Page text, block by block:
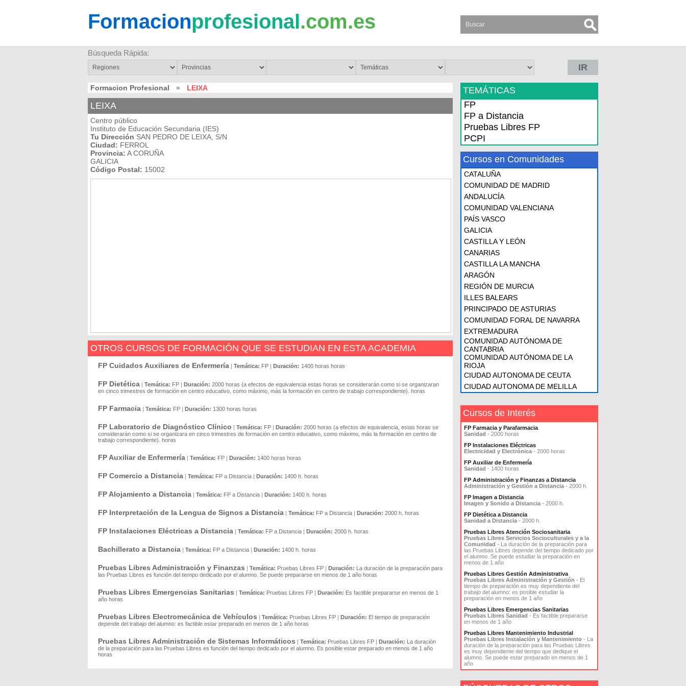
Formacionprofesional.com.es
Búsqueda Rápida:
IR
Formacion Profesional » LEIXA
LEIXA
Centro público
Instituto de Educación Secundaria (IES)
Tu Dirección SAN PEDRO DE LEIXA, S/N
Ciudad: FERROL
Provincia: A CORUÑA
GALICIA
Código Postal: 15002
OTROS CURSOS DE FORMACIÓN QUE SE ESTUDIAN EN ESTA ACADEMIA
FP Cuidados Auxiliares de Enfermería | Temática: FP | Duración: 1400 horas horas
FP Dietética | Temática: FP | Duración: 2000 horas (a efectos de equivalencia estas horas se considerarán como si se organizaran
en cinco trimestres de formación en centro educativo, como máximo, más la formación en centro de trabajo correspondiente). horas
FP Farmacia | Temática: FP | Duración: 1300 horas horas
FP Laboratorio de Diagnóstico Clínico | Temática: FP | Duración: 2000 horas (a efectos de equivalencia, estas horas se
considerarán como si se organizara en cinco trimestres de formación en centro educativo, como máximo, más la formación en centro de
trabajo correspondiente). horas
FP Auxiliar de Enfermería | Temática: FP | Duración: 1400 horas horas
FP Comercio a Distancia | Temática: FP a Distancia | Duración: 1400 h. horas
FP Alojamiento a Distancia | Temática: FP a Distancia | Duración: 1400 h. horas
FP Interpretación de la Lengua de Signos a Distancia | Temática: FP a Distancia | Duración: 2000 h. horas
FP Instalaciones Eléctricas a Distancia | Temática: FP a Distancia | Duración: 2000 h. horas
Bachillerato a Distancia | Temática: FP a Distancia | Duración: 1400 h. horas
Pruebas Libres Administración y Finanzas | Temática: Pruebas Libres FP | Duración: La duración de la preparación para
las Pruebas Libres es función del tiempo dedicado por el alumno. Se puede prepararse en menos de 1 año horas
Pruebas Libres Emergencias Sanitarias | Temática: Pruebas Libres FP | Duración: Es factible prepararse en menos de 1
año horas
Pruebas Libres Electromecánica de Vehículos | Temática: Pruebas Libres FP | Duración: El tiempo de preparación
depende del trabajo del alumno: es factible estar preparado en menos de 1 año horas
Pruebas Libres Administración de Sistemas Informáticos | Temática: Pruebas Libres FP | Duración: La duración
de la preparación para las Pruebas Libres es función del tiempo dedicado por el alumno. Es posible estar preparado en menos de 1 año
horas
TEMÁTICAS
FP
FP a Distancia
Pruebas Libres FP
PCPI
Cursos en Comunidades
CATALUÑA
COMUNIDAD DE MADRID
ANDALUCÍA
COMUNIDAD VALENCIANA
PAÍS VASCO
GALICIA
CASTILLA Y LEÓN
CANARIAS
CASTILLA LA MANCHA
ARAGÓN
REGIÓN DE MURCIA
ILLES BALEARS
PRINCIPADO DE ASTURIAS
COMUNIDAD FORAL DE NAVARRA
EXTREMADURA
COMUNIDAD AUTÓNOMA DE
CANTABRIA
COMUNIDAD AUTÓNOMA DE LA
RIOJA
CIUDAD AUTONOMA DE CEUTA
CIUDAD AUTONOMA DE MELILLA
Cursos de Interés
FP Farmacia y Parafarmacia
Sanidad - 2000 horas
FP Instalaciones Eléctricas
Electricidad y Electrónica - 2000 horas
FP Auxiliar de Enfermería
Sanidad - 1400 horas
FP Administración y Finanzas a Distancia
Administración y Gestión a Distancia - 2000 h.
FP Imagen a Distancia
Imagen y Sonido a Distancia - 2000 h.
FP Dietética a Distancia
Sanidad a Distancia - 2000 h.
Pruebas Libres Atención Sociosanitaria
Pruebas Libres Servicios Socioculturales y a la
Comunidad - La duración de la preparación para
las Pruebas Libres depende del tiempo dedicado por
el alumno. Se puede estudiar la preparación en
menos de 1 año
Pruebas Libres Gestión Administrativa
Pruebas Libres Administración y Gestión - El
tiempo de preparación es muy dependiente del
trabajo del alumno: es posible estudiar la
preparación en menos de 1 año
Pruebas Libres Emergencias Sanitarias
Pruebas Libres Sanidad - Es factible prepararse
en menos de 1 año
Pruebas Libres Mantenimiento Industrial
Pruebas Libres Instalación y Mantenimiento - La
duración de la preparación para las Pruebas Libres
es muy dependiente del tiempo que dedique el
alumno. Se puede estar preparado en menos de 1
año